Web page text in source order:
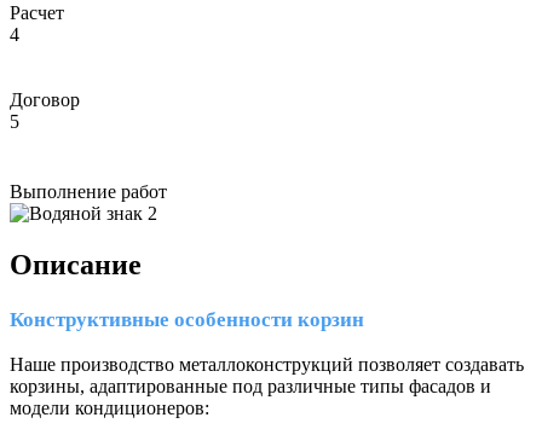
Расчет
4
Договор
5
Выполнение работ
Описание
Конструктивные особенности корзин
Наше производство металлоконструкций позволяет создавать
корзины, адаптированные под различные типы фасадов и
модели кондиционеров: